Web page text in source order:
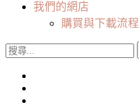
我們的網店
購買與下載流程
搜